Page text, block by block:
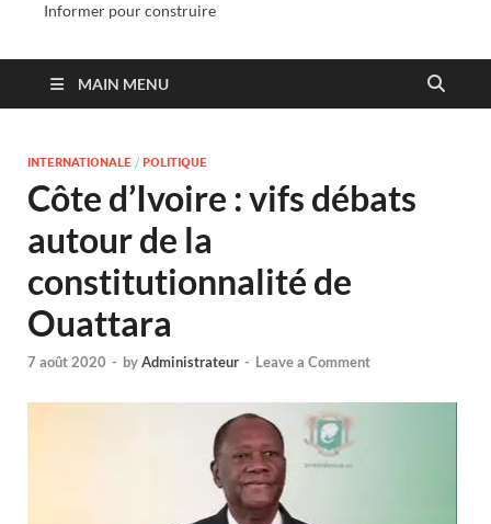
Informer pour construire
MAIN MENU
INTERNATIONALE / POLITIQUE
Côte d’Ivoire : vifs débats
autour de la
constitutionnalité de
Ouattara
7 août 2020 - byAdministrateur - Leave a Comment